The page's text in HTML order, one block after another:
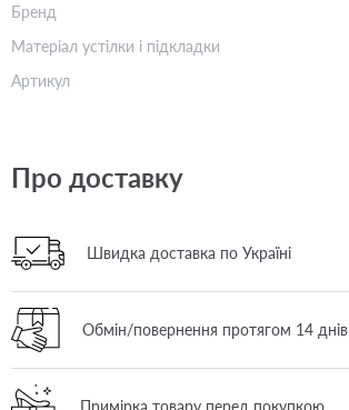
Бренд
Матеріал устілки і підкладки
Артикул
Про доставку
Швидка доставка по Україні
Обмін/повернення протягом 14 днів
Примірка товару перед покупкою